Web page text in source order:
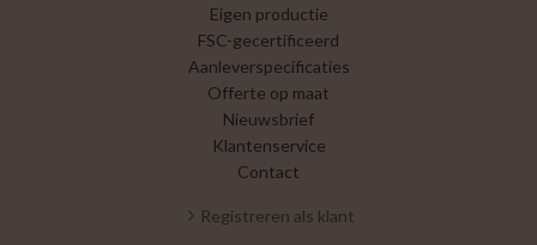
Eigen productie
FSC-gecertificeerd
Aanleverspecificaties
Offerte op maat
Nieuwsbrief
Klantenservice
Contact
Registreren als klant